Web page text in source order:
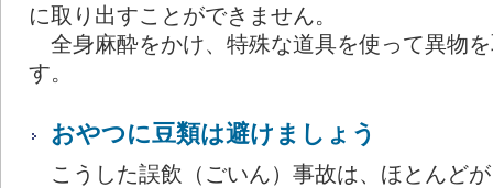
に取り出すことができません。
全身麻酔をかけ、特殊な道具を使って異物
す。
おやつに豆類は避けましょう
こうした誤飲（ごいん）事故は、ほとんど